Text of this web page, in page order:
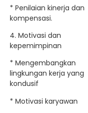
* Penilaian kinerja dan
kompensasi.
4. Motivasi dan
kepemimpinan
* Mengembangkan
lingkungan kerja yang
kondusif
* Motivasi karyawan